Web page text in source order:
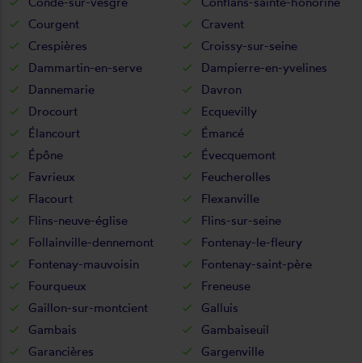
Courgent
Cravent
Crespières
Croissy-sur-seine
Dammartin-en-serve
Dampierre-en-yvelines
Dannemarie
Davron
Drocourt
Ecquevilly
Élancourt
Émancé
Épône
Évecquemont
Favrieux
Feucherolles
Flacourt
Flexanville
Flins-neuve-église
Flins-sur-seine
Follainville-dennemont
Fontenay-le-fleury
Fontenay-mauvoisin
Fontenay-saint-père
Fourqueux
Freneuse
Gaillon-sur-montcient
Galluis
Gambais
Gambaiseuil
Garancières
Gargenville